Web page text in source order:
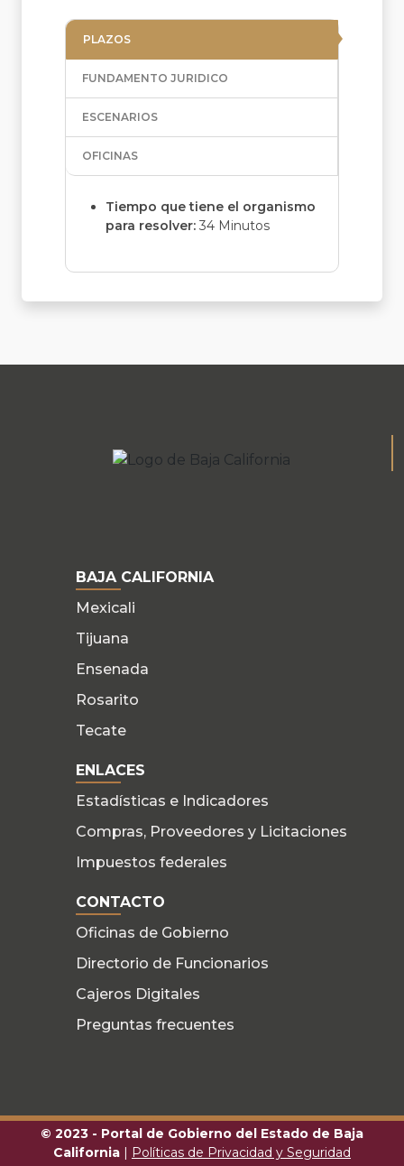
PLAZOS
FUNDAMENTO JURIDICO
ESCENARIOS
OFICINAS
Tiempo que tiene el organismo
para resolver: 34 Minutos
BAJA CALIFORNIA
Mexicali
Tijuana
Ensenada
Rosarito
Tecate
ENLACES
Estadísticas e Indicadores
Compras, Proveedores y Licitaciones
Impuestos federales
CONTACTO
Oficinas de Gobierno
Directorio de Funcionarios
Cajeros Digitales
Preguntas frecuentes
© 2023 - Portal de Gobierno del Estado de Baja
California | Políticas de Privacidad y Seguridad